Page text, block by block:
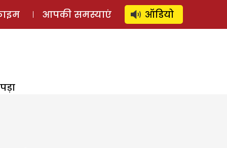
लॉग इन ⚲ SUBSCRIBE
आपकी समस्याएं ऑडियो